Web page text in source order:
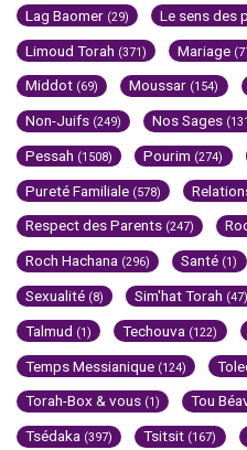
Lag Baomer (29) Le sens des
Limoud Torah (371) Mariage
Middot (69) Moussar (154)
Non-Juifs (249) Nos Sages
Pessah (1508) Pourim (274)
Pureté Familiale (578)
Respect des Parents (247)
Roch Hachana (296) Santé (1)
Sexualité (8) Sim'hat Torah (47)
Talmud (1) Techouva (122)
Temps Messianique (124)
Torah-Box & vous (1) Tou
Tsédaka (397) Tsitsit (167)